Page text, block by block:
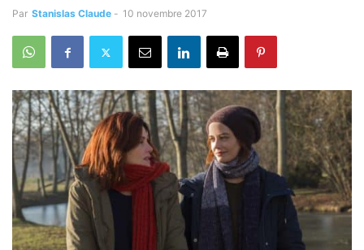
Par Stanislas Claude - 10 novembre 2017